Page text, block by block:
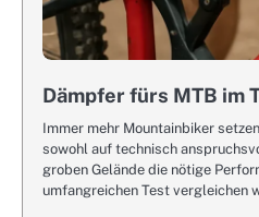
Dämpfer fürs MTB im
Immer mehr Mountainbiker
sowohl auf technisch
groben Gelände die nötige
umfangreichen Test vergleichen